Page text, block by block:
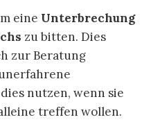
eine Unterbrechung
zu bitten. Dies
zur Beratung
nutzen, wenn sie
treffen wollen.